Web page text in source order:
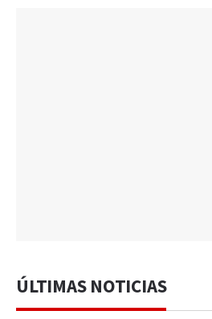
ÚLTIMAS NOTICIAS